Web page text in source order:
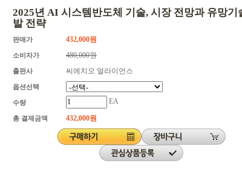
2025년 AI 시스템반도체 기술, 시장 전망과 유망기
발 전략
판매가 432,000원
소비자가 480,000원
출판사 씨에치오 얼라이언스
옵션선택
수량 EA
총 결제금액 432,000원